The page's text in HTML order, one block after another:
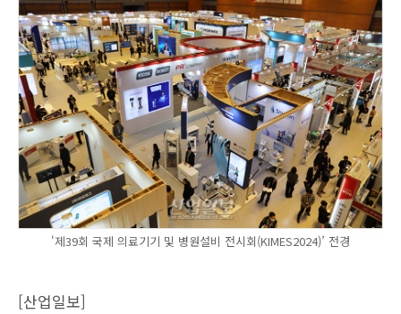
'제39회 국제 의료기기 및 병원설비 전시회(KIMES2024)’ 전경
[산업일보]